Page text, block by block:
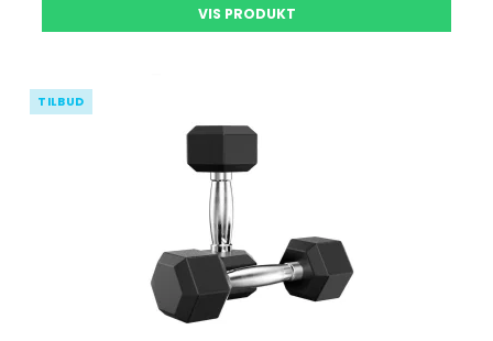
VIS PRODUKT
TILBUD